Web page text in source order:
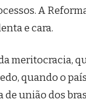
A
e cara.
meritocracia,
quando o
união dos